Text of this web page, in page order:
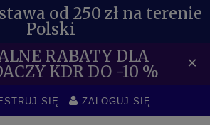
od 250 zł na terenie
Polski
RABATY DLA
KDR DO -10 % ×
SIĘ ZALOGUJ SIĘ